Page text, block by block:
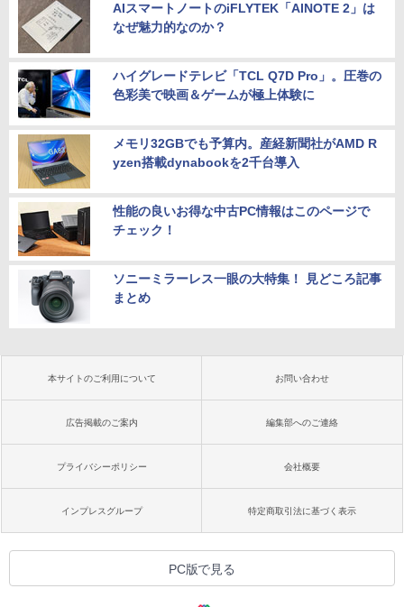
AIスマートノートのiFLYTEK「AINOTE 2」は
なぜ魅力的なのか？
ハイグレードテレビ「TCL Q7D Pro」。圧巻の
色彩美で映画＆ゲームが極上体験に
メモリ32GBでも予算内。産経新聞社がAMD R
yzen搭載dynabookを2千台導入
性能の良いお得な中古PC情報はこのページで
チェック！
ソニーミラーレス一眼の大特集！ 見どころ記事
まとめ
本サイトのご利用について お問い合わせ
広告掲載のご案内 編集部へのご連絡
プライバシーポリシー 会社概要
インプレスグループ 特定商取引法に基づく表示
PC版で見る